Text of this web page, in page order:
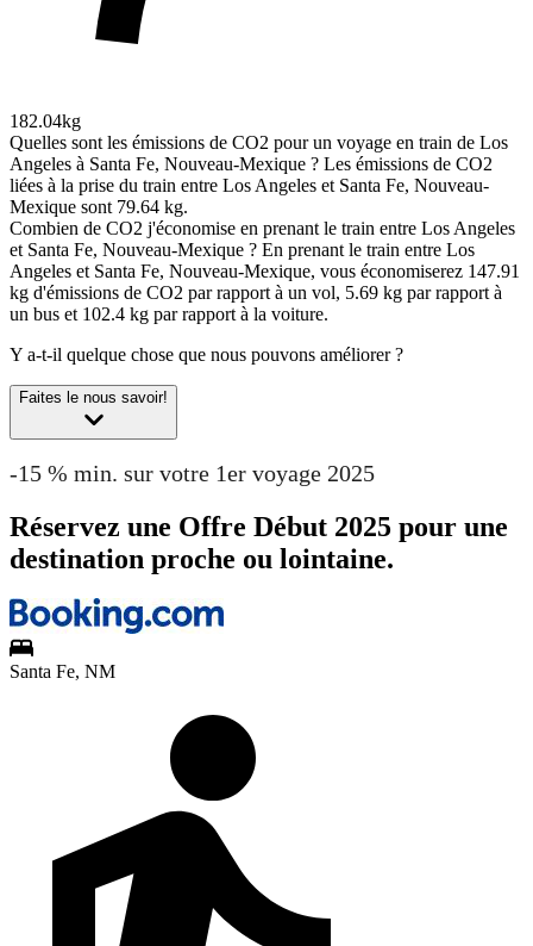
182.04kg
Quelles sont les émissions de CO2 pour un voyage en train de Los
Angeles à Santa Fe, Nouveau-Mexique ? Les émissions de CO2
liées à la prise du train entre Los Angeles et Santa Fe, Nouveau-
Mexique sont 79.64 kg.
Combien de CO2 j'économise en prenant le train entre Los Angeles
et Santa Fe, Nouveau-Mexique ? En prenant le train entre Los
Angeles et Santa Fe, Nouveau-Mexique, vous économiserez 147.91
kg d'émissions de CO2 par rapport à un vol, 5.69 kg par rapport à
un bus et 102.4 kg par rapport à la voiture.
Y a-t-il quelque chose que nous pouvons améliorer ?
Faites le nous savoir!
-15 % min. sur votre 1er voyage 2025
Réservez une Offre Début 2025 pour une
destination proche ou lointaine.
Santa Fe, NM